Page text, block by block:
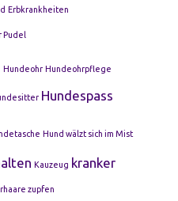
Erbkrankheiten
Pudel
Hundeohr Hundeohrpflege
Hundespass
Hund wälzt sich im Mist
Kauzeug kranker
zupfen